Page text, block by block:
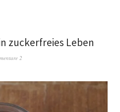
zuckerfreies Leben
2